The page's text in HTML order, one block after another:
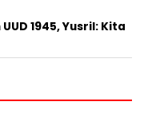
1945, Yusril: Kita